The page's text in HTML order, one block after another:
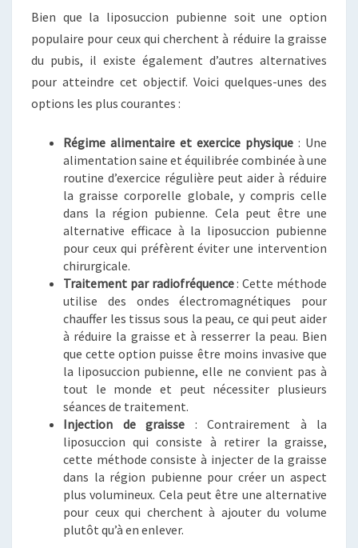
Bien que la liposuccion pubienne soit une option
populaire pour ceux qui cherchent à réduire la graisse
du pubis, il existe également d’autres alternatives
pour atteindre cet objectif. Voici quelques-unes des
options les plus courantes :
Régime alimentaire et exercice physique : Une
alimentation saine et équilibrée combinée à une
routine d’exercice régulière peut aider à réduire
la graisse corporelle globale, y compris celle
dans la région pubienne. Cela peut être une
alternative efficace à la liposuccion pubienne
pour ceux qui préfèrent éviter une intervention
chirurgicale.
Traitement par radiofréquence: Cette méthode
utilise des ondes électromagnétiques pour
chauffer les tissus sous la peau, ce qui peut aider
à réduire la graisse et à resserrer la peau. Bien
que cette option puisse être moins invasive que
la liposuccion pubienne, elle ne convient pas à
tout le monde et peut nécessiter plusieurs
séances de traitement.
Injection de graisse : Contrairement à la
liposuccion qui consiste à retirer la graisse,
cette méthode consiste à injecter de la graisse
dans la région pubienne pour créer un aspect
plus volumineux. Cela peut être une alternative
pour ceux qui cherchent à ajouter du volume
plutôt qu’à en enlever.